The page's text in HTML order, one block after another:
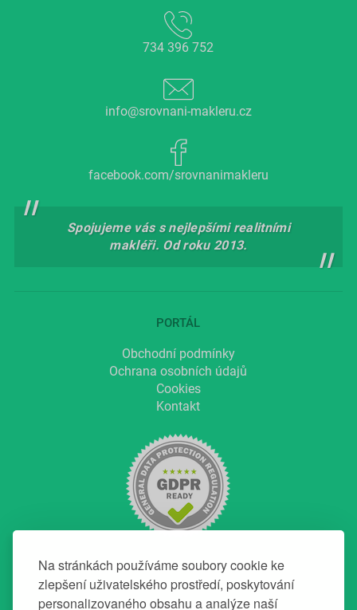
Na stránkách používáme soubory cookie ke
zlepšení uživatelského prostředí, poskytování
personalizovaného obsahu a analýze naší
734 396 752
info@srovnani-makleru.cz
facebook.com/srovnanimakleru
Spojujeme vás s nejlepšími realitními
makléři. Od roku 2013.
PORTÁL
Obchodní podmínky
Ochrana osobních údajů
Cookies
Kontakt
NAVIGACE